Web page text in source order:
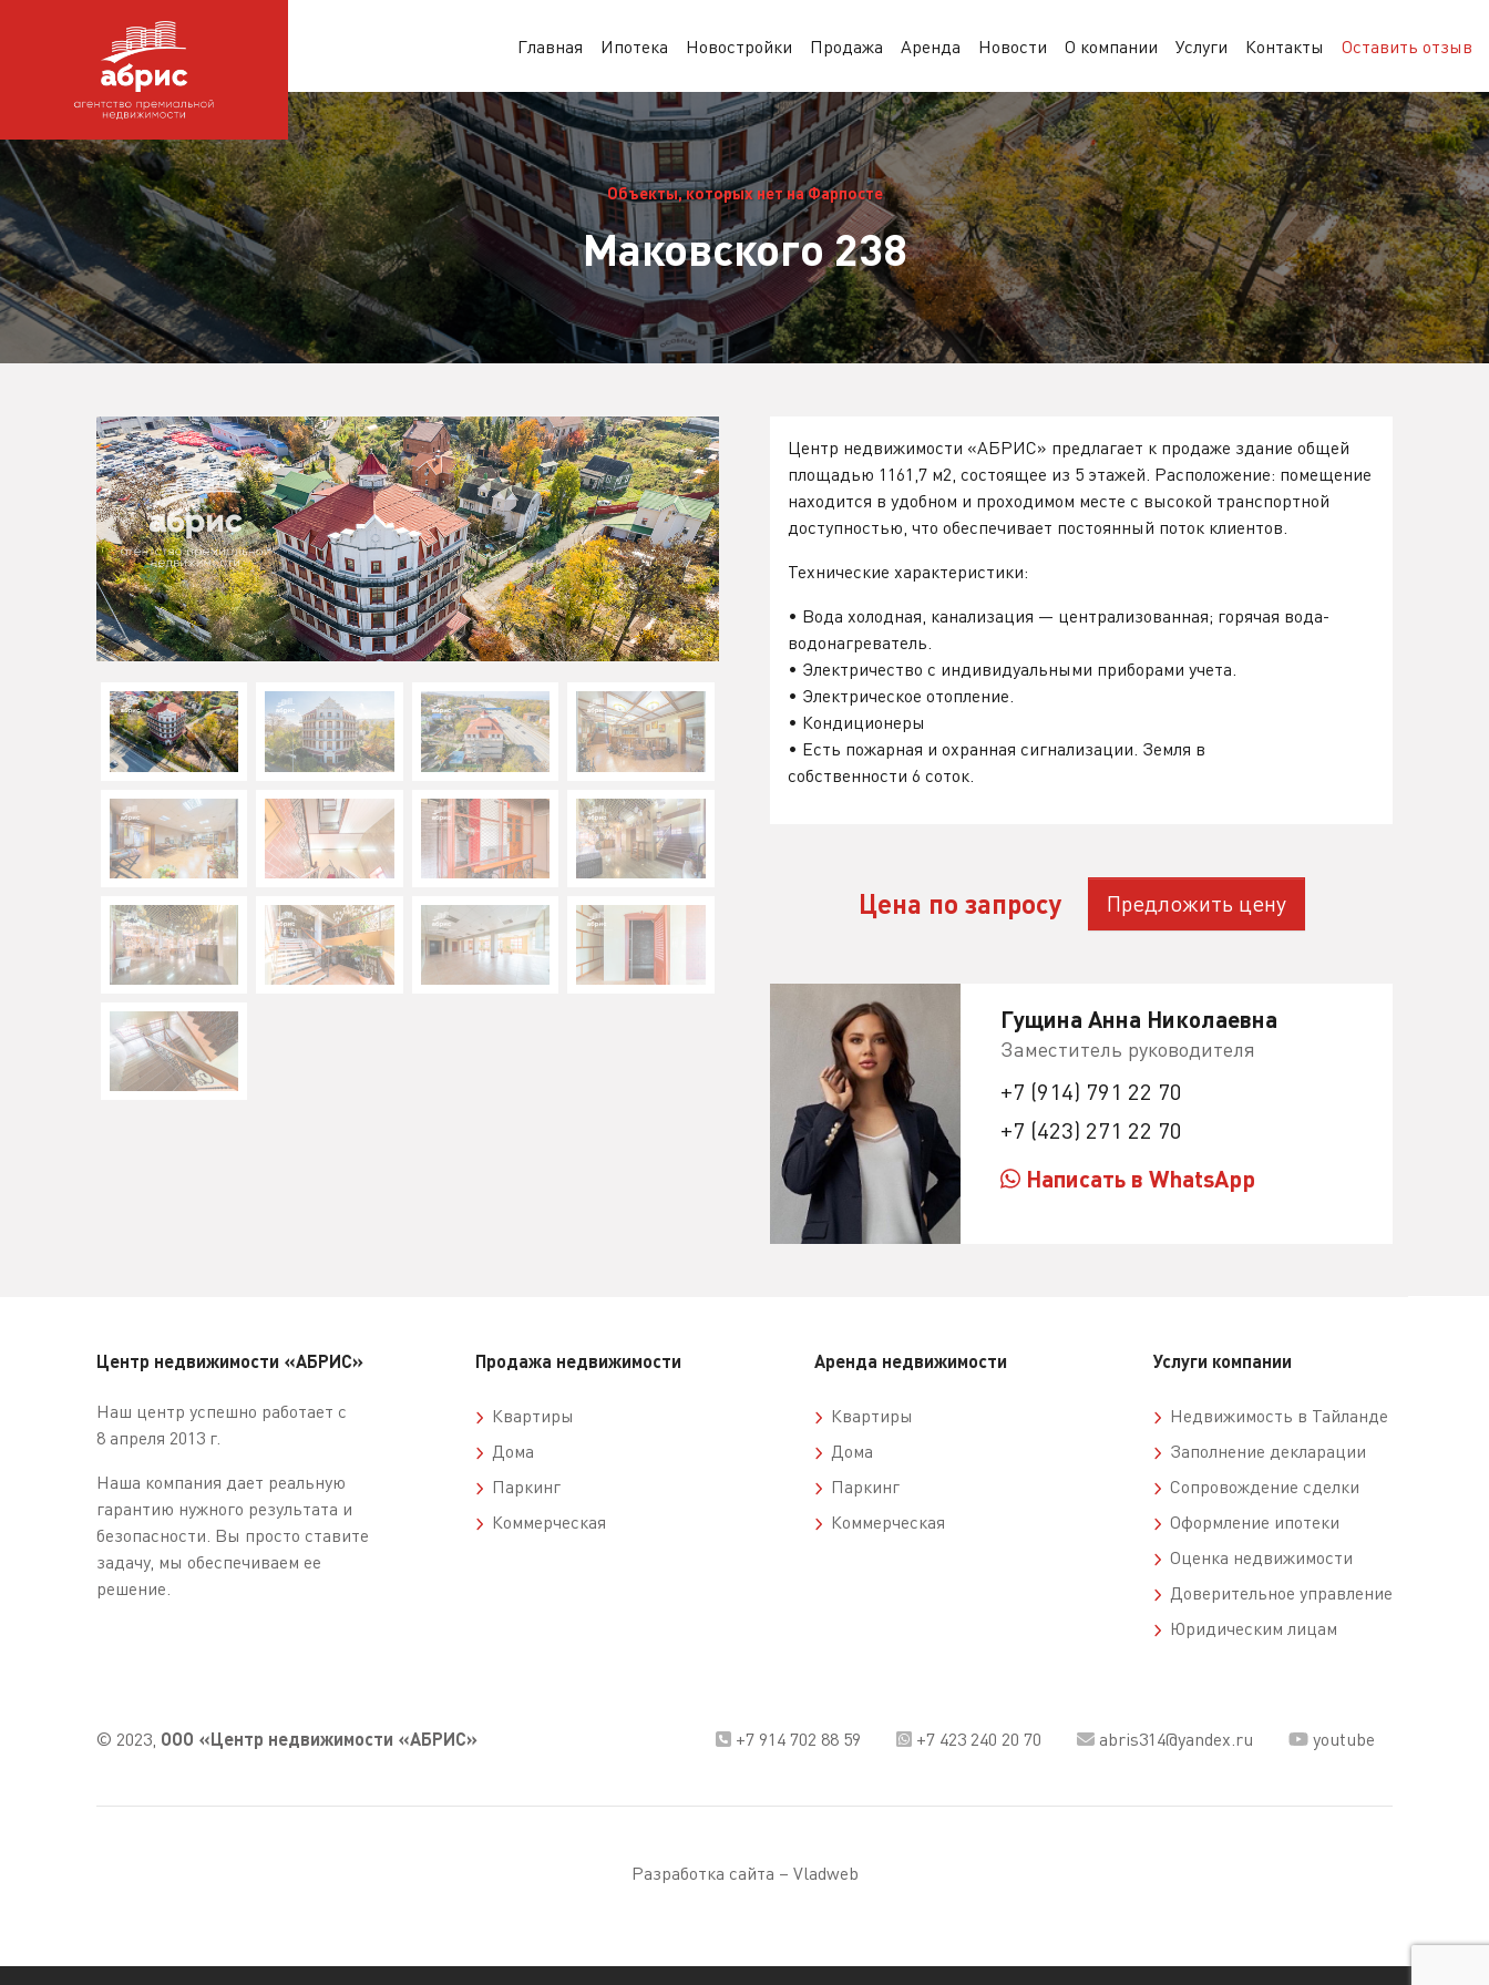
Главная Ипотека Новостройки Продажа Аренда Новости О компании Услуги Контакты Оставить отзыв
Объекты, которых нет на Фарпосте
Маковского 238
Центр недвижимости «АБРИС» предлагает к продаже здание общей
площадью 1161,7 м2, состоящее из 5 этажей. Расположение: помещение
находится в удобном и проходимом месте с высокой транспортной
доступностью, что обеспечивает постоянный поток клиентов.
Технические характеристики:
• Вода холодная, канализация — централизованная; горячая вода-
водонагреватель.
• Электричество с индивидуальными приборами учета.
• Электрическое отопление.
• Кондиционеры
• Есть пожарная и охранная сигнализации. Земля в
собственности 6 соток.
Цена по запросу Предложить цену
Гущина Анна Николаевна
Заместитель руководителя
+7 (914) 791 22 70
+7 (423) 271 22 70
Написать в WhatsApp
Центр недвижимости «АБРИС»
Наш центр успешно работает с
8 апреля 2013 г.
Наша компания дает реальную
гарантию нужного результата и
безопасности. Вы просто ставите
задачу, мы обеспечиваем ее
решение.
Продажа недвижимости
Квартиры
Дома
Паркинг
Коммерческая
Аренда недвижимости
Квартиры
Дома
Паркинг
Коммерческая
Услуги компании
Недвижимость в Тайланде
Заполнение декларации
Сопровождение сделки
Оформление ипотеки
Оценка недвижимости
Доверительное управление
Юридическим лицам
© 2023, ООО «Центр недвижимости «АБРИС» +7 914 702 88 59 +7 423 240 20 70 abris314@yandex.ru youtube
Разработка сайта – Vladweb